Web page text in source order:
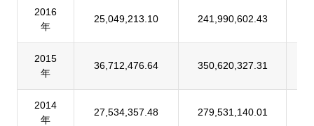
2016
年
25,049,213.10 241,990,602.43
2015
年
36,712,476.64 350,620,327.31
2014
年
27,534,357.48 279,531,140.01